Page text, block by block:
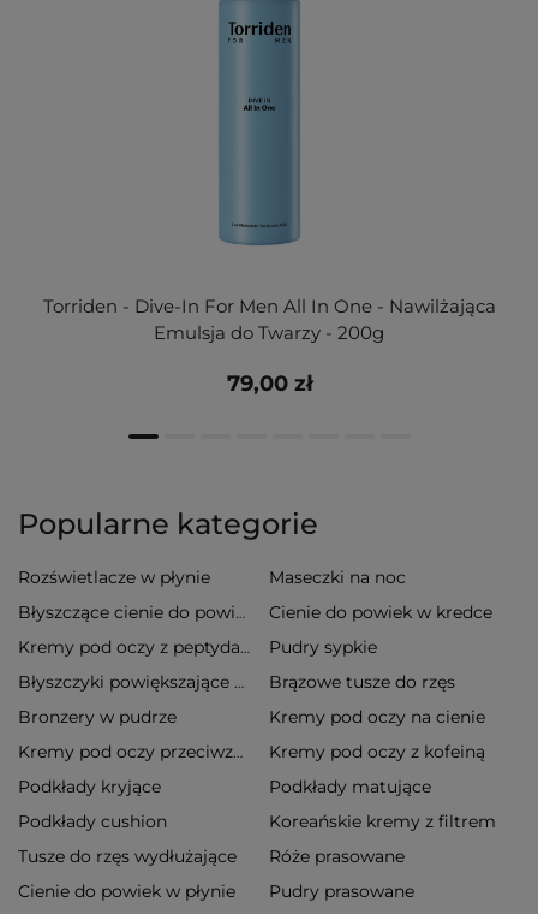
Torriden - Dive-In For Men All In One - Nawilżająca
Emulsja do Twarzy - 200g
79,00 zł
Popularne kategorie
Rozświetlacze w płynie Maseczki na noc
Błyszczące cienie do powiek Cienie do powiek w kredce
Kremy pod oczy z peptydami Pudry sypkie
Błyszczyki powiększające usta
Brązowe tusze do rzęs
Bronzery w pudrze
Kremy pod oczy na cienie
Kremy pod oczy przeciwzmarszczkowe
Kremy pod oczy z kofeiną
Podkłady kryjące
Podkłady matujące
Podkłady cushion
Koreańskie kremy z filtrem
Tusze do rzęs wydłużające
Róże prasowane
Cienie do powiek w płynie
Pudry prasowane